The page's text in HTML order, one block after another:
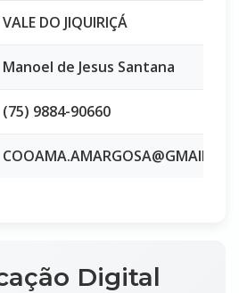
VALE DO JIQUIRIÇÁ
Manoel de Jesus Santana
(75) 9884-90660
Digital